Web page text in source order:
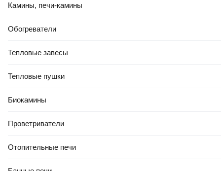
Камины, печи-камины
Обогреватели
Тепловые завесы
Тепловые пушки
Биокамины
Проветриватели
Отопительные печи